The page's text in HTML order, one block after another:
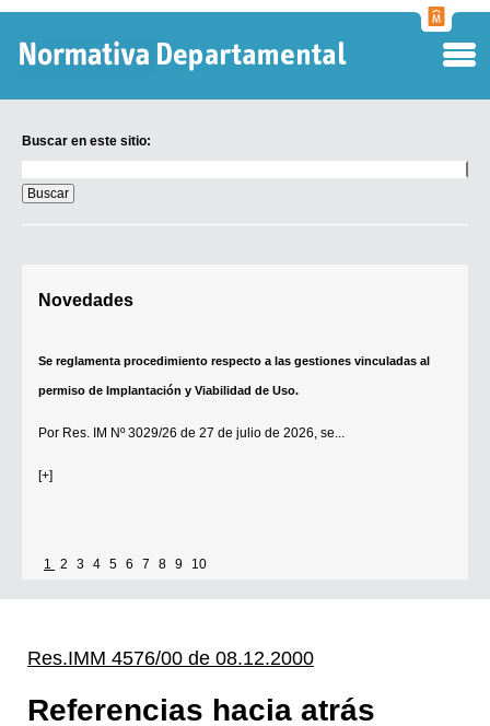
Buscar en este sitio:
en
este
sitio:
Novedades
Se reglamenta procedimiento respecto a las gestiones vinculadas al
permiso de Implantación y Viabilidad de Uso.
Por Res. IM Nº 3029/26 de 27 de julio de 2026, se...
[+]
1 2 3 4 5 6 7 8 9 10
Res.IMM 4576/00 de 08.12.2000
Referencias hacia atrás